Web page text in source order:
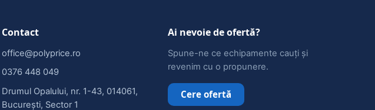
Contact
office@polyprice.ro
0376 448 049
Drumul Opalului, nr. 1-43, 014061,
București, Sector 1
Ai nevoie de ofertă?
Spune-ne ce echipamente cauți și
revenim cu o propunere.
Cere ofertă